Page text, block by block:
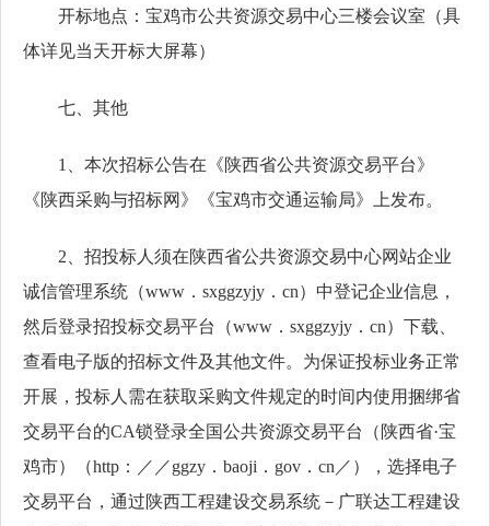
开标地点：宝鸡市公共资源交易中心三楼会议室（具
体详见当天开标大屏幕）
七、其他
1、本次招标公告在《陕西省公共资源交易平台》
《陕西采购与招标网》《宝鸡市交通运输局》上发布。
2、招投标人须在陕西省公共资源交易中心网站企业
诚信管理系统（www．sxggzyjy．cn）中登记企业信息，
然后登录招投标交易平台（www．sxggzyjy．cn）下载、
查看电子版的招标文件及其他文件。为保证投标业务正常
开展，投标人需在获取采购文件规定的时间内使用捆绑省
交易平台的CA锁登录全国公共资源交易平台（陕西省·宝
鸡市）（http：／／ggzy．baoji．gov．cn／），选择电子
交易平台，通过陕西工程建设交易系统－广联达工程建设